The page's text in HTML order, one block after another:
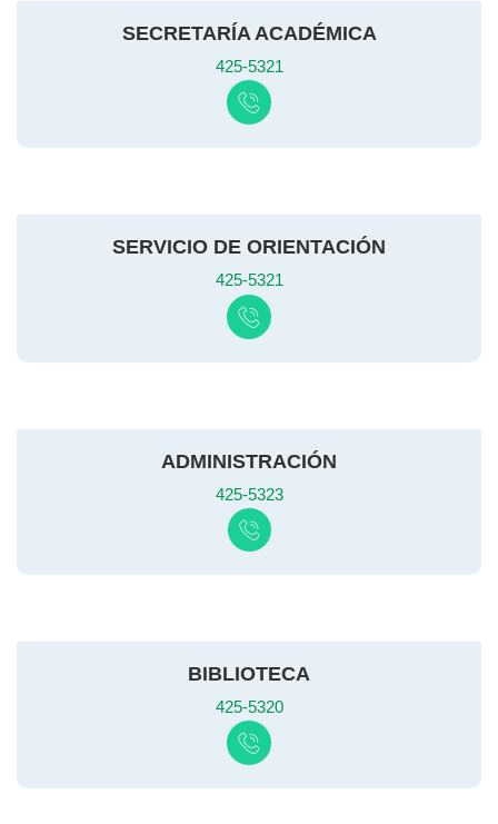
SECRETARÍA ACADÉMICA
425-5321
SERVICIO DE ORIENTACIÓN
425-5321
ADMINISTRACIÓN
425-5323
BIBLIOTECA
425-5320